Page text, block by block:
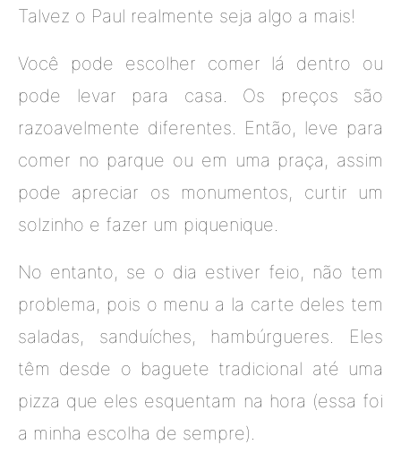
Talvez o Paul realmente seja algo a mais!
Você pode escolher comer lá dentro ou
pode levar para casa. Os preços são
razoavelmente diferentes. Então, leve para
comer no parque ou em uma praça, assim
pode apreciar os monumentos, curtir um
solzinho e fazer um piquenique.
No entanto, se o dia estiver feio, não tem
problema, pois o menu a la carte deles tem
saladas, sanduíches, hambúrgueres. Eles
têm desde o baguete tradicional até uma
pizza que eles esquentam na hora (essa foi
a minha escolha de sempre).